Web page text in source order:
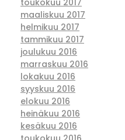
maaliskuu 2017
helmikuu 2017
tammikuu 2017
joulukuu 2016
marraskuu 2016
lokakuu 2016
syyskuu 2016
elokuu 2016
heinäkuu 2016
kesäkuu 2016